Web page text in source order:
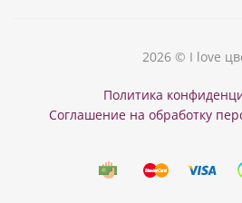
2026 © I love
Политика
Соглашение на обработку